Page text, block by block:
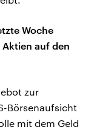
Woche
auf den
zur
Börsenaufsicht
mit dem Geld